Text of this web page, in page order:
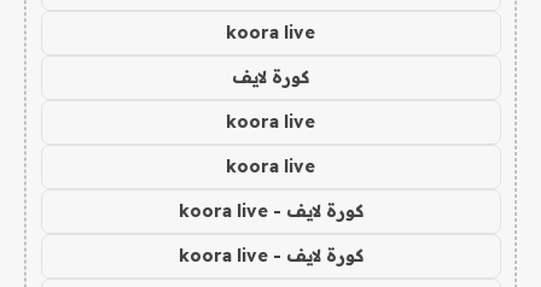
koora live
كورة لايف
koora live
koora live
كورة لايف - koora live
كورة لايف - koora live